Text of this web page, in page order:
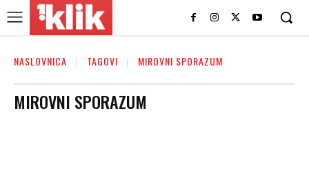
NASLOVNICA TAGOVI MIROVNI SPORAZUM
MIROVNI SPORAZUM